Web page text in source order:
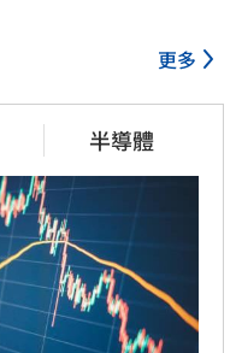
更多
半導體